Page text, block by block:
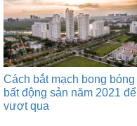
Cách bắt mạch bong bóng
bất động sản năm 2021 để
vượt qua